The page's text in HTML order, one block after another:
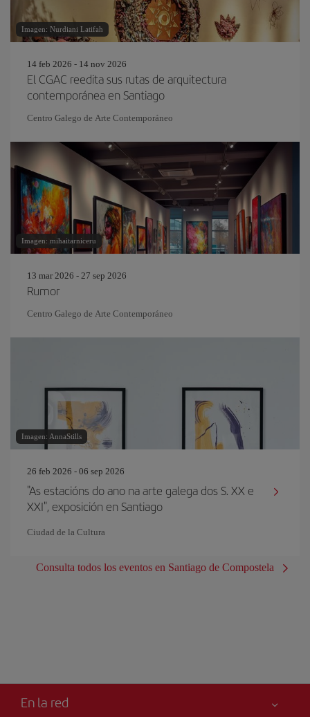
Imagen: Nurdiani Latifah
14 feb 2026 - 14 nov 2026
El CGAC reedita sus rutas de arquitectura
contemporánea en Santiago
Centro Galego de Arte Contemporáneo
Imagen: mihaitarniceru
13 mar 2026 - 27 sep 2026
Rumor
Centro Galego de Arte Contemporáneo
Imagen: AnnaStills
26 feb 2026 - 06 sep 2026
"As estacións do ano na arte galega dos S. XX e
XXI", exposición en Santiago
Ciudad de la Cultura
Consulta todos los eventos en Santiago de Compostela
En la red